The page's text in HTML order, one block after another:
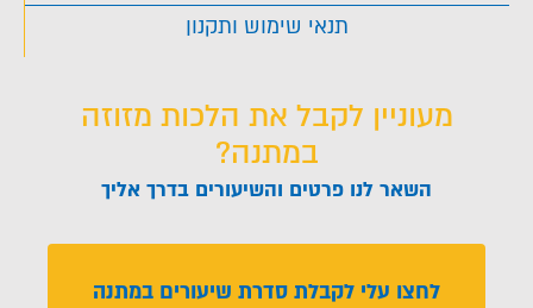
תנאי שימוש ותקנון
מעוניין לקבל את הלכות מזוזה
במתנה?
השאר לנו פרטים והשיעורים בדרך אליך
לחצו עלי לקבלת סדרת שיעורים במתנה